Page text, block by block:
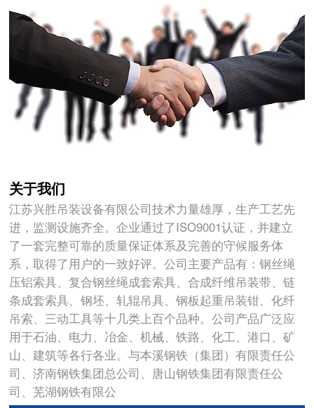
关于我们
江苏兴胜吊装设备有限公司技术力量雄厚，生产工艺先
进，监测设施齐全。企业通过了ISO9001认证，并建立
了一套完整可靠的质量保证体系及完善的守候服务体
系，取得了用户的一致好评。公司主要产品有：钢丝绳
压铝索具、复合钢丝绳成套索具、合成纤维吊装带、链
条成套索具、钢坯、轧辊吊具、钢板起重吊装钳、化纤
吊索、三动工具等十几类上百个品种。公司产品广泛应
用于石油、电力、冶金、机械、铁路、化工、港口、矿
山、建筑等各行各业。与本溪钢铁（集团）有限责任公
司、济南钢铁集团总公司、唐山钢铁集团有限责任公
司、芜湖钢铁有限公